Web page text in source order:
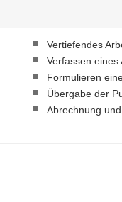
Vertiefendes
Verfassen eines
Formulieren
Übergabe der
Abrechnung